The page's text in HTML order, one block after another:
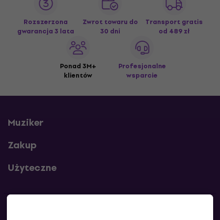
Rozszerzona
gwarancja 3 lata
Zwrot towaru do
30 dni
Transport gratis
od 489 zł
Ponad 3M+
klientów
Profesjonalne
wsparcie
Muziker
Zakup
Użyteczne